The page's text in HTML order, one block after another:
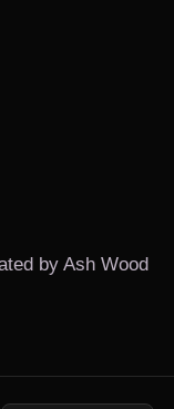
by Ash Wood